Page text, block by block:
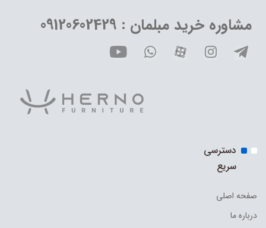
مشاوره خرید مبلمان : 09120602429
دسترسی
سریع
صفحه اصلی
درباره ما